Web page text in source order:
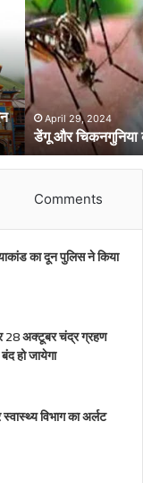
Comments
का दून पुलिस ने किया
28 अक्टूबर चंद्र ग्रहण
हो जायेगा
विभाग का अर्लट